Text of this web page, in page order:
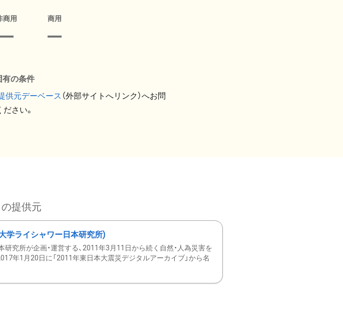
商用 商用
有の条件
供元デーベース （外部サイトへリンク）へお問
さい。
提供元
学ライシャワー日本研究所)
研究所が企画・運営する、2011年3月11日から続く自然・人為災害を
年1月20日に「2011年東日本大震災デジタルアーカイブ」から名